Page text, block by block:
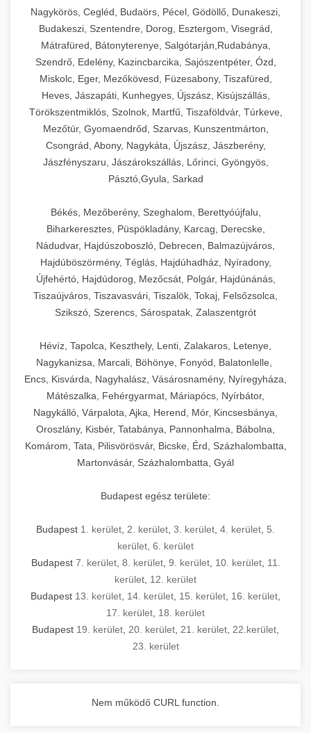
Nagykörös, Cegléd, Budaörs, Pécel, Gödöllő, Dunakeszi,
Budakeszi, Szentendre, Dorog, Esztergom, Visegrád,
Mátrafüred, Bátonyterenye, Salgótarján,Rudabánya,
Szendrő, Edelény, Kazincbarcika, Sajószentpéter, Ózd,
Miskolc, Eger, Mezőkövesd, Füzesabony, Tiszafüred,
Heves, Jászapáti, Kunhegyes, Újszász, Kisújszállás,
Törökszentmiklós, Szolnok, Martfű, Tiszaföldvár, Túrkeve,
Mezőtúr, Gyomaendrőd, Szarvas, Kunszentmárton,
Csongrád, Abony, Nagykáta, Újszász, Jászberény,
Jászfényszaru, Jászárokszállás, Lőrinci, Gyöngyös,
Pásztó,Gyula, Sarkad
Békés, Mezőberény, Szeghalom, Berettyóújfalu,
Biharkeresztes, Püspökladány, Karcag, Derecske,
Nádudvar, Hajdúszoboszló, Debrecen, Balmazújváros,
Hajdúböszörmény, Téglás, Hajdúhadház, Nyíradony,
Újfehértó, Hajdúdorog, Mezőcsát, Polgár, Hajdúnánás,
Tiszaújváros, Tiszavasvári, Tiszalök, Tokaj, Felsőzsolca,
Szikszó, Szerencs, Sárospatak, Zalaszentgrót
Hévíz, Tapolca, Keszthely, Lenti, Zalakaros, Letenye,
Nagykanizsa, Marcali, Böhönye, Fonyód, Balatonlelle,
Encs, Kisvárda, Nagyhalász, Vásárosnamény, Nyíregyháza,
Mátészalka, Fehérgyarmat, Máriapócs, Nyírbátor,
Nagykálló, Várpalota, Ajka, Herend, Mór, Kincsesbánya,
Oroszlány, Kisbér, Tatabánya, Pannonhalma, Bábolna,
Komárom, Tata, Pilisvörösvár, Bicske, Érd, Százhalombatta,
Martonvásár, Százhalombatta, Gyál
Budapest egész területe:
Budapest 1. kerület 2. kerület 3. kerület 4. kerület 5.
kerület 6. kerület
Budapest 7. kerület, 8. kerület, 9. kerület, 10. kerület, 11.
kerület 12. kerület
Budapest 13. kerület 14. kerület 15. kerület 16. kerület
17. kerület 18. kerület
Budapest 19. kerület 20. kerület 21. kerület 22.kerület
23. kerület
Nem működő CURL function.